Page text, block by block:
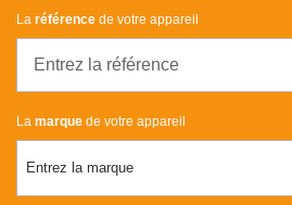
La référence de votre appareil
La marque de votre appareil
Entrez la marque